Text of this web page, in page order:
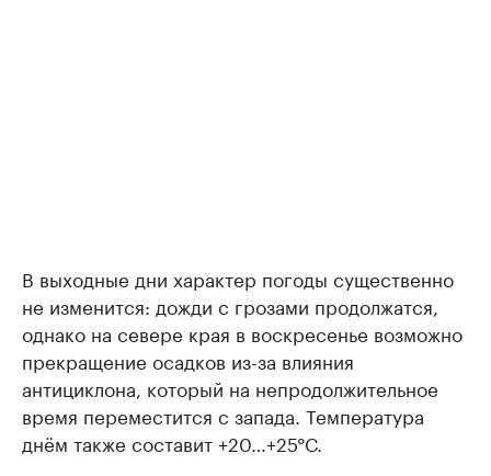
В выходные дни характер погоды существенно
не изменится: дожди с грозами продолжатся,
однако на севере края в воскресенье возможно
прекращение осадков из-за влияния
антициклона, который на непродолжительное
время переместится с запада. Температура
днём также составит +20…+25°С.